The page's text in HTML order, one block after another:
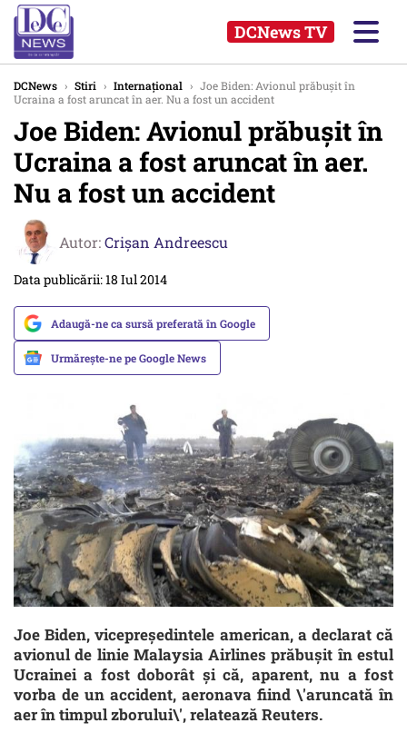
DCNews TV
DCNews › Stiri › Internațional › Joe Biden: Avionul prăbușit în
Ucraina a fost aruncat în aer. Nu a fost un accident
Joe Biden: Avionul prăbușit în
Ucraina a fost aruncat în aer.
Nu a fost un accident
Autor:Crişan Andreescu
Data publicării: 18 Iul 2014
Adaugă-ne ca sursă preferată în Google
Urmărește-ne pe Google News
Joe Biden, vicepreședintele american, a declarat că
avionul de linie Malaysia Airlines prăbușit în estul
Ucrainei a fost doborât și că, aparent, nu a fost
vorba de un accident, aeronava fiind \'aruncată în
aer în timpul zborului\', relatează Reuters.